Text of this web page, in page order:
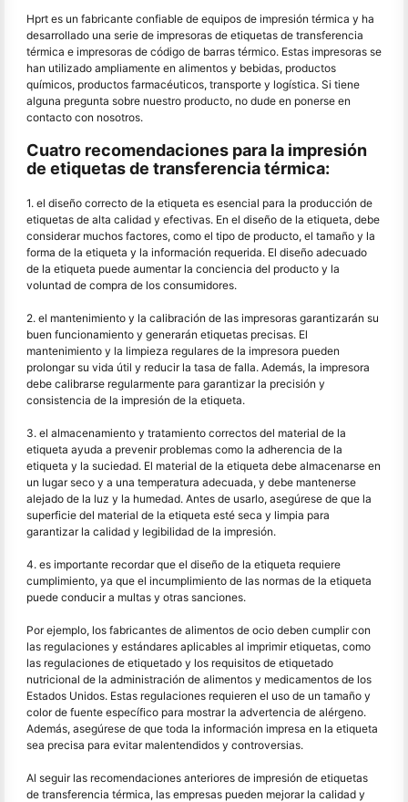
Hprt es un fabricante confiable de equipos de impresión térmica y ha
desarrollado una serie de impresoras de etiquetas de transferencia
térmica e impresoras de código de barras térmico. Estas impresoras se
han utilizado ampliamente en alimentos y bebidas, productos
químicos, productos farmacéuticos, transporte y logística. Si tiene
alguna pregunta sobre nuestro producto, no dude en ponerse en
contacto con nosotros.
Cuatro recomendaciones para la impresión
de etiquetas de transferencia térmica:
1. el diseño correcto de la etiqueta es esencial para la producción de
etiquetas de alta calidad y efectivas. En el diseño de la etiqueta, debe
considerar muchos factores, como el tipo de producto, el tamaño y la
forma de la etiqueta y la información requerida. El diseño adecuado
de la etiqueta puede aumentar la conciencia del producto y la
voluntad de compra de los consumidores.
2. el mantenimiento y la calibración de las impresoras garantizarán su
buen funcionamiento y generarán etiquetas precisas. El
mantenimiento y la limpieza regulares de la impresora pueden
prolongar su vida útil y reducir la tasa de falla. Además, la impresora
debe calibrarse regularmente para garantizar la precisión y
consistencia de la impresión de la etiqueta.
3. el almacenamiento y tratamiento correctos del material de la
etiqueta ayuda a prevenir problemas como la adherencia de la
etiqueta y la suciedad. El material de la etiqueta debe almacenarse en
un lugar seco y a una temperatura adecuada, y debe mantenerse
alejado de la luz y la humedad. Antes de usarlo, asegúrese de que la
superficie del material de la etiqueta esté seca y limpia para
garantizar la calidad y legibilidad de la impresión.
4. es importante recordar que el diseño de la etiqueta requiere
cumplimiento, ya que el incumplimiento de las normas de la etiqueta
puede conducir a multas y otras sanciones.
Por ejemplo, los fabricantes de alimentos de ocio deben cumplir con
las regulaciones y estándares aplicables al imprimir etiquetas, como
las regulaciones de etiquetado y los requisitos de etiquetado
nutricional de la administración de alimentos y medicamentos de los
Estados Unidos. Estas regulaciones requieren el uso de un tamaño y
color de fuente específico para mostrar la advertencia de alérgeno.
Además, asegúrese de que toda la información impresa en la etiqueta
sea precisa para evitar malentendidos y controversias.
Al seguir las recomendaciones anteriores de impresión de etiquetas
de transferencia térmica, las empresas pueden mejorar la calidad y